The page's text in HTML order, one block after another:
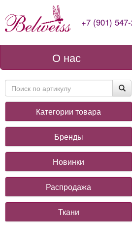
+7 (901)
О нас
Категории товара
Бренды
Новинки
Распродажа
Ткани